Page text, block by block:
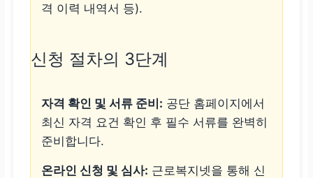
격 이력 내역서 등).
신청 절차의 3단계
자격 확인 및 서류 준비: 공단 홈페이지에서
최신 자격 요건 확인 후 필수 서류를 완벽히
준비합니다.
온라인 신청 및 심사: 근로복지넷을 통해 신